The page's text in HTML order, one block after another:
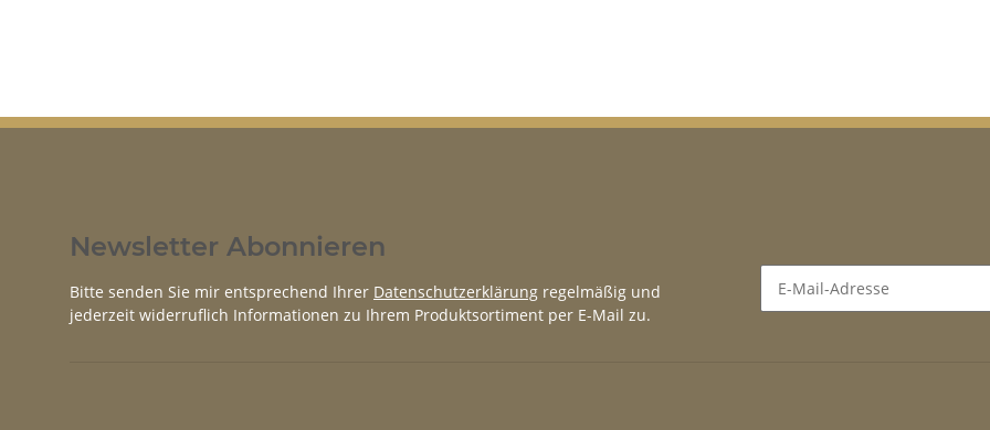
Newsletter Abonnieren
Bitte senden Sie mir entsprechend Ihrer Datenschutzerklärung regelmäßig und
jederzeit widerruflich Informationen zu Ihrem Produktsortiment per E-Mail zu.